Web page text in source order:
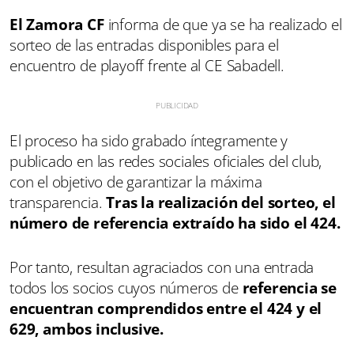
El Zamora CFinforma de que ya se ha realizado el
sorteo de las entradas disponibles para el
encuentro de playoff frente al CE Sabadell.
El proceso ha sido grabado íntegramente y
publicado en las redes sociales oficiales del club,
con el objetivo de garantizar la máxima
transparencia.Tras la realización del sorteo, el
número de referencia extraído ha sido el 424.
Por tanto, resultan agraciados con una entrada
todos los socios cuyos números de referencia se
encuentran comprendidos entre el 424 y el
629, ambos inclusive.